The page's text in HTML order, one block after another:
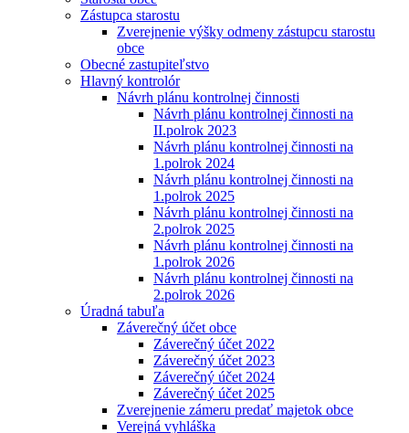
Zástupca starostu
Zverejnenie výšky odmeny zástupcu starostu
obce
Obecné zastupiteľstvo
Hlavný kontrolór
Návrh plánu kontrolnej činnosti
Návrh plánu kontrolnej činnosti na
II.polrok 2023
Návrh plánu kontrolnej činnosti na
1.polrok 2024
Návrh plánu kontrolnej činnosti na
1.polrok 2025
Návrh plánu kontrolnej činnosti na
2.polrok 2025
Návrh plánu kontrolnej činnosti na
1.polrok 2026
Návrh plánu kontrolnej činnosti na
2.polrok 2026
Úradná tabuľa
Záverečný účet obce
Záverečný účet 2022
Záverečný účet 2023
Záverečný účet 2024
Záverečný účet 2025
Zverejnenie zámeru predať majetok obce
Verejná vyhláška